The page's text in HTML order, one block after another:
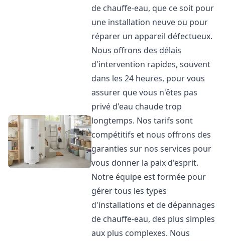
de chauffe-eau, que ce soit pour
une installation neuve ou pour
réparer un appareil défectueux.
Nous offrons des délais
d'intervention rapides, souvent
dans les 24 heures, pour vous
assurer que vous n'êtes pas
privé d'eau chaude trop
longtemps. Nos tarifs sont
compétitifs et nous offrons des
garanties sur nos services pour
vous donner la paix d'esprit.
Notre équipe est formée pour
gérer tous les types
d'installations et de dépannages
de chauffe-eau, des plus simples
aux plus complexes. Nous